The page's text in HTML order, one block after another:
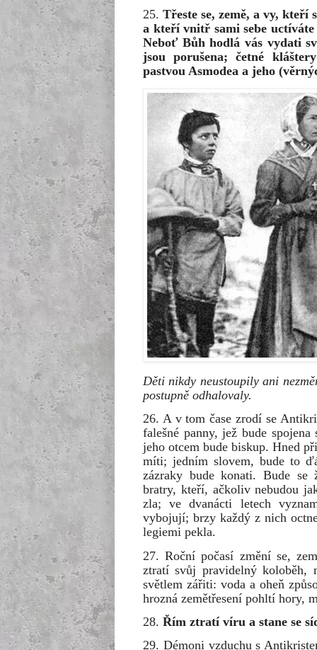
25. Třeste se, země, a vy, kteří
a kteří vnitř sami sebe uctíváte
Neboť Bůh hodlá vás vydati
jsou porušena; četné
pastvou Asmodea a jeho
Děti nikdy neustoupily ani
postupně odhalovaly.
26. A v tom čase zrodí se
falešné panny, jež bude
jeho otcem bude biskup. Hned
míti; jedním slovem, bude to
zázraky bude konati. Bude
bratry, kteří, ačkoliv nebudou
zla; ve dvanácti letech
vybojují; brzy každý z nich
legiemi pekla.
27. Roční počasí změní se,
ztratí svůj pravidelný koloběh,
světlem zářiti: voda a oheň
hrozná zemětřesení pohltí hory,
28. Řím ztratí víru a stane se
29. Démoni vzduchu s